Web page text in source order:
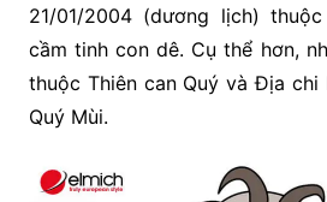
21/01/2004 (dương lịch)
cầm tinh con dê. Cụ thể hơn,
thuộc Thiên can Quý và Địa
Quý Mùi.